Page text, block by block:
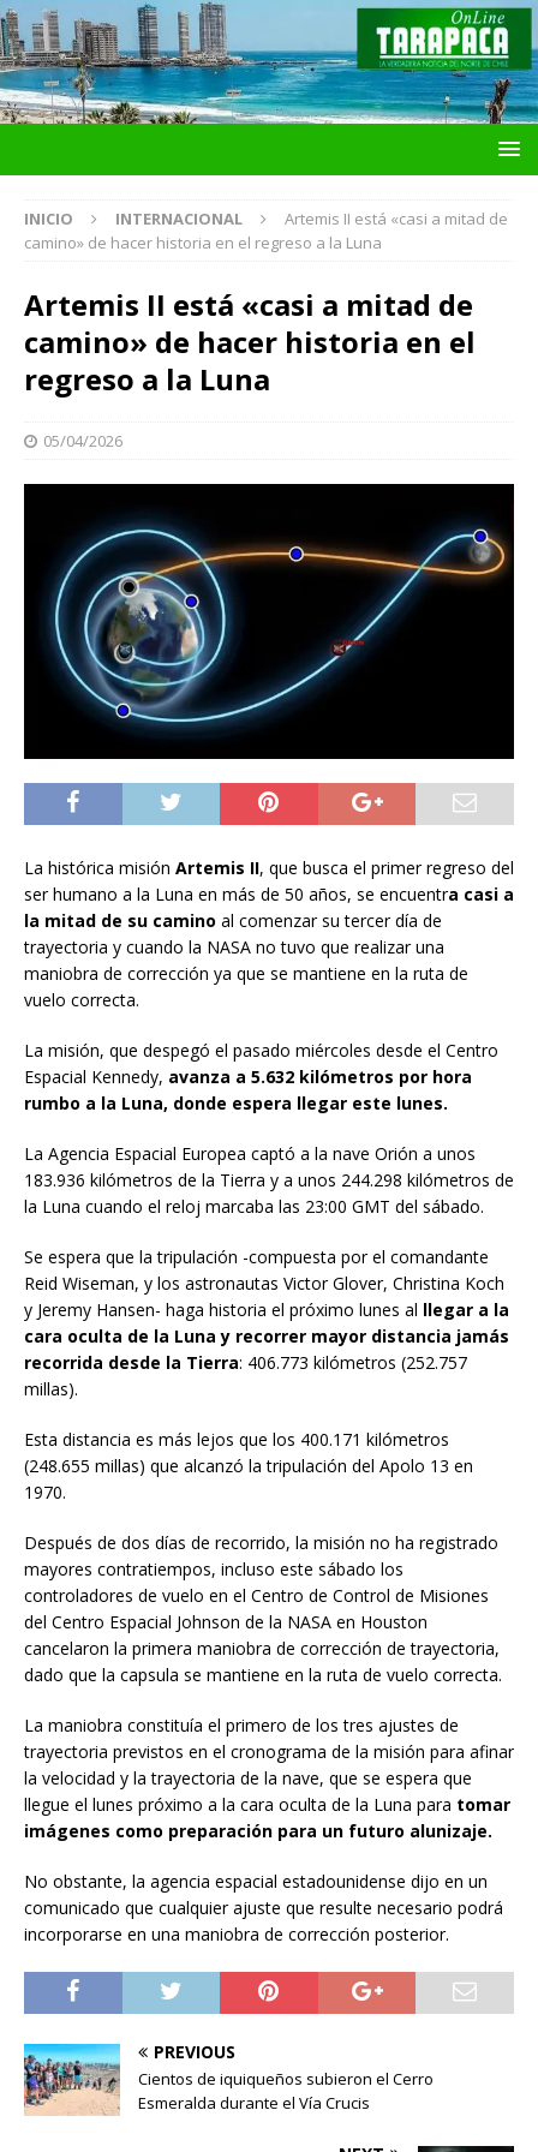
INICIO INTERNACIONAL
Artemis II está «casi a mitad de
camino» de hacer historia en el regreso a la Luna
Artemis II está «casi a mitad de
camino» de hacer historia en el
regreso a la Luna
05/04/2026
La histórica misión Artemis II, que busca el primer regreso del
ser humano a la Luna en más de 50 años, se encuentra casi a
la mitad de su camino al comenzar su tercer día de
trayectoria y cuando la NASA no tuvo que realizar una
maniobra de corrección ya que se mantiene en la ruta de
vuelo correcta.
La misión, que despegó el pasado miércoles desde el Centro
Espacial Kennedy, avanza a 5.632 kilómetros por hora
rumbo a la Luna, donde espera llegar este lunes.
La Agencia Espacial Europea captó a la nave Orión a unos
183.936 kilómetros de la Tierra y a unos 244.298 kilómetros de
la Luna cuando el reloj marcaba las 23:00 GMT del sábado.
Se espera que la tripulación -compuesta por el comandante
Reid Wiseman, y los astronautas Victor Glover, Christina Koch
y Jeremy Hansen- haga historia el próximo lunes al llegar a la
cara oculta de la Luna y recorrer mayor distancia jamás
recorrida desde la Tierra: 406.773 kilómetros (252.757
millas).
Esta distancia es más lejos que los 400.171 kilómetros
(248.655 millas) que alcanzó la tripulación del Apolo 13 en
1970.
Después de dos días de recorrido, la misión no ha registrado
mayores contratiempos, incluso este sábado los
controladores de vuelo en el Centro de Control de Misiones
del Centro Espacial Johnson de la NASA en Houston
cancelaron la primera maniobra de corrección de trayectoria,
dado que la capsula se mantiene en la ruta de vuelo correcta.
La maniobra constituía el primero de los tres ajustes de
trayectoria previstos en el cronograma de la misión para afinar
la velocidad y la trayectoria de la nave, que se espera que
llegue el lunes próximo a la cara oculta de la Luna para tomar
imágenes como preparación para un futuro alunizaje.
No obstante, la agencia espacial estadounidense dijo en un
comunicado que cualquier ajuste que resulte necesario podrá
incorporarse en una maniobra de corrección posterior.
PREVIOUS
Cientos de iquiqueños subieron el Cerro
Esmeralda durante el Vía Crucis